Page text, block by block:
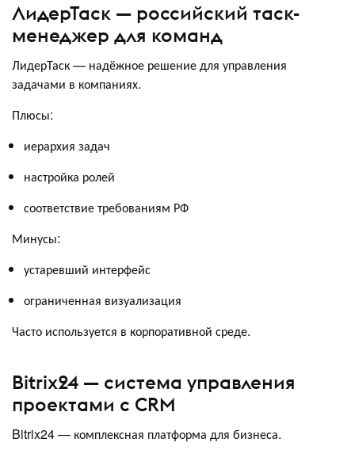
ЛидерТаск — российский таск-
менеджер для команд
ЛидерТаск — надёжное решение для управления
задачами в компаниях.
Плюсы:
иерархия задач
настройка ролей
соответствие требованиям РФ
Минусы:
устаревший интерфейс
ограниченная визуализация
Часто используется в корпоративной среде.
Bitrix24 — система управления
проектами с CRM
Bitrix24 — комплексная платформа для бизнеса.